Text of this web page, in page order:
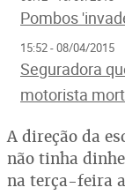
Pombos
15:52 - 08/04/2015
Seguradora
motorista
A direção da
não tinha
na terça-feira